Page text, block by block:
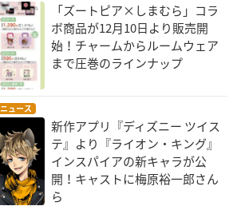
「ズートピア×しまむら」コラ
ボ商品が12月10日より販売開
始！チャームからルームウェア
まで圧巻のラインナップ
ニュース
新作アプリ『ディズニー ツイス
テ』より『ライオン・キング』
インスパイアの新キャラが公
開！キャストに梅原裕一郎さん
ら